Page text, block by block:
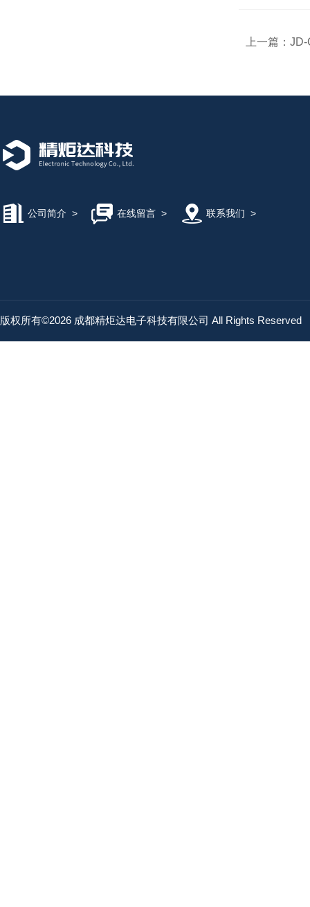
上一篇： JD-
公司简介 > 在线留言> 联系我们 >
版权所有©2026 成都精炬达电子科技有限公司 All Rights Reserved